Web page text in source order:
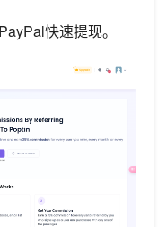
快速提现。